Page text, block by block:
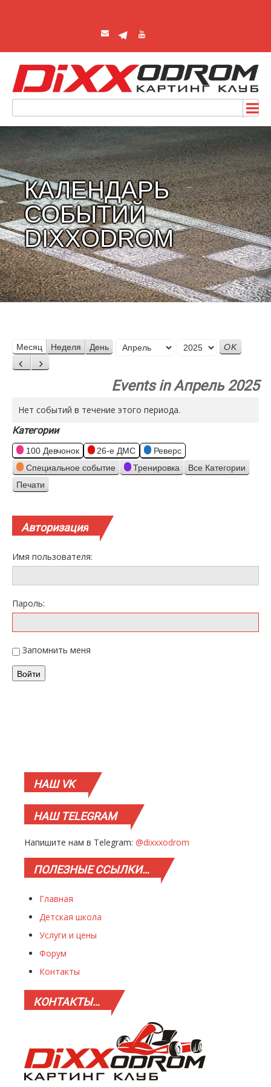
КАЛЕНДАРЬ
СОБЫТИЙ
DIXXODROM
Месяц Неделя День
Месяц
Назад
Вперед
Events in Апрель 2025
Нет событий в течение этого периода.
Категории
100 Девчонок 26-е ДМС
Реверс
Специальное событие
Тренировка Все Категории
Просмотр
Печати
Авторизация
Имя пользователя:
Пароль:
Запомнить меня
Войти
НАШVK
НАШTELEGRAM
Напишите нам в Telegram: @dixxxodrom
ПОЛЕЗНЫЕССЫЛКИ…
Главная
Детская школа
Услуги и цены
Форум
Контакты
КОНТАКТЫ…